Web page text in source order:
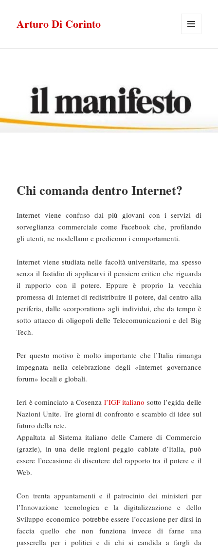
Arturo Di Corinto
Chi comanda dentro Internet?
Internet viene confuso dai più giovani con i servizi di
sorveglianza commerciale come Facebook che, profilando
gli utenti, ne modellano e predicono i comportamenti.
Internet viene studiata nelle facoltà universitarie, ma spesso
senza il fastidio di applicarvi il pensiero critico che riguarda
il rapporto con il potere. Eppure è proprio la vecchia
promessa di Internet di redistribuire il potere, dal centro alla
periferia, dalle «corporation» agli individui, che da tempo è
sotto attacco di oligopoli delle Telecomunicazioni e del Big
Tech.
Per questo motivo è molto importante che l’Italia rimanga
impegnata nella celebrazione degli «Internet governance
forum» locali e globali.
Ieri è cominciato a Cosenza l’IGF italiano sotto l’egida delle
Nazioni Unite. Tre giorni di confronto e scambio di idee sul
futuro della rete.
Appaltata al Sistema italiano delle Camere di Commercio
(grazie), in una delle regioni peggio cablate d’Italia, può
essere l’occasione di discutere del rapporto tra il potere e il
Web.
Con trenta appuntamenti e il patrocinio dei ministeri per
l’Innovazione tecnologica e la digitalizzazione e dello
Sviluppo economico potrebbe essere l’occasione per dirsi in
faccia quello che non funziona invece di farne una
passerella per i politici e di chi si candida a fargli da